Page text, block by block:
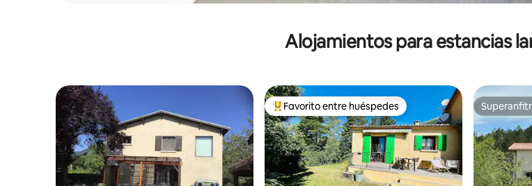
Alojamientos para estancias
De los mejores en Favorito entre huéspedes
Favorito entre huéspedes